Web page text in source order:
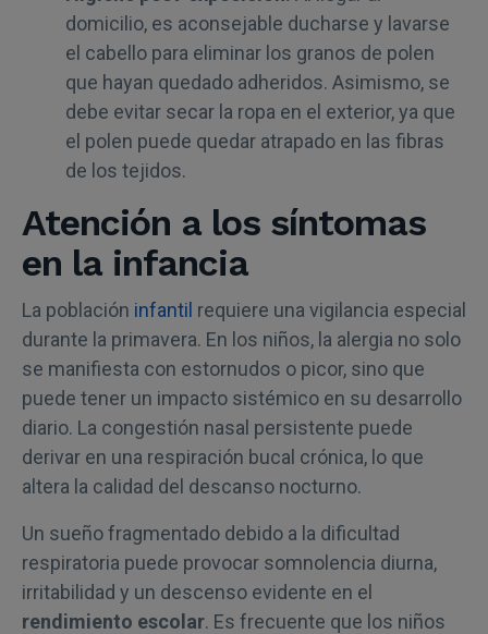
domicilio, es aconsejable ducharse y lavarse
el cabello para eliminar los granos de polen
que hayan quedado adheridos. Asimismo, se
debe evitar secar la ropa en el exterior, ya que
el polen puede quedar atrapado en las fibras
de los tejidos.
Atención a los síntomas
en la infancia
La población infantil requiere una vigilancia especial
durante la primavera. En los niños, la alergia no solo
se manifiesta con estornudos o picor, sino que
puede tener un impacto sistémico en su desarrollo
diario. La congestión nasal persistente puede
derivar en una respiración bucal crónica, lo que
altera la calidad del descanso nocturno.
Un sueño fragmentado debido a la dificultad
respiratoria puede provocar somnolencia diurna,
irritabilidad y un descenso evidente en el
rendimiento escolar. Es frecuente que los niños